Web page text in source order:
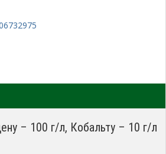
– 100 г/л, Кобальту – 10 г/л